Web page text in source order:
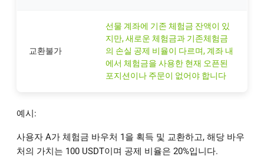
교환불가
선물 계좌에 기존 체험금 잔액이 있
지만, 새로운 체험금과 기존체험금
의 손실 공제 비율이 다르며, 계좌 내
에서 체험금을 사용한 현재 오픈된
포지션이나 주문이 없어야 합니다
예시:
사용자 A가 체험금 바우처 1을 획득 및 교환하고, 해당 바우
처의 가치는 100 USDT이며 공제 비율은 20%입니다.